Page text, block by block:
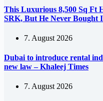
This Luxurious 8,500 Sq Ft
SRK, But He Never Bought
7. August 2026
Dubai to introduce rental
new law – Khaleej Times
7. August 2026